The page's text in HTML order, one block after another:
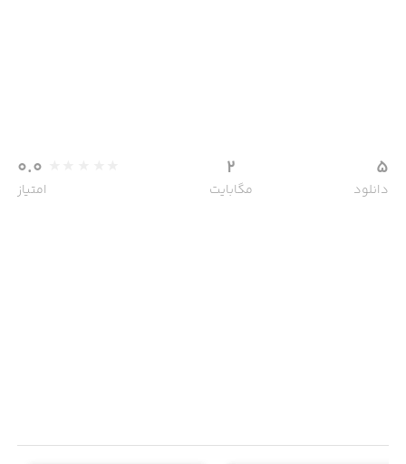
5
دانلود
2
مگابایت
0.0
امتیاز